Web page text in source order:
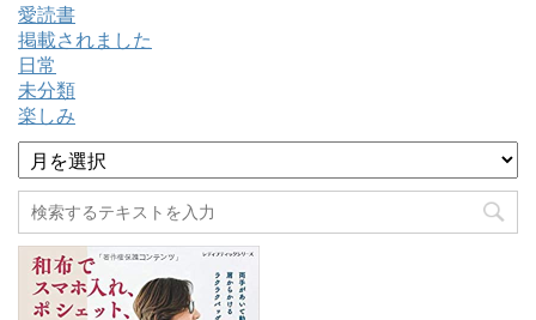
愛読書
掲載されました
日常
未分類
楽しみ
ア
ー
カ
イ
ブ